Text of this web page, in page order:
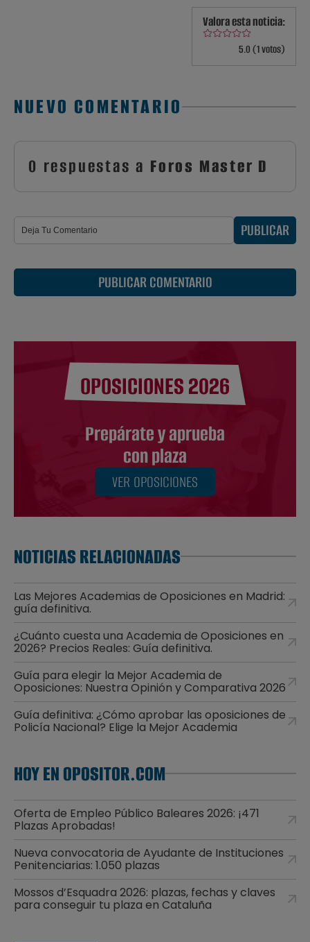
Valora esta noticia:
5.0 (1 votos)
NUEVO COMENTARIO
0 respuestas a Foros Master D
PUBLICAR
PUBLICAR COMENTARIO
OPOSICIONES 2026
Prepárate y aprueba
con plaza
VER OPOSICIONES
NOTICIAS RELACIONADAS
Las Mejores Academias de Oposiciones en Madrid:
guía definitiva.
¿Cuánto cuesta una Academia de Oposiciones en
2026? Precios Reales: Guía definitiva.
Guía para elegir la Mejor Academia de
Oposiciones: Nuestra Opinión y Comparativa 2026
Guía definitiva: ¿Cómo aprobar las oposiciones de
Policía Nacional? Elige la Mejor Academia
HOY EN OPOSITOR.COM
Oferta de Empleo Público Baleares 2026: ¡471
Plazas Aprobadas!
Nueva convocatoria de Ayudante de Instituciones
Penitenciarias: 1.050 plazas
Mossos d’Esquadra 2026: plazas, fechas y claves
para conseguir tu plaza en Cataluña